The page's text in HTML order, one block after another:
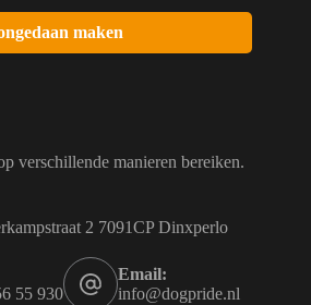
maken
verschillende manieren bereiken.
2 7091CP Dinxperlo
55 930
Email:
info@dogpride.nl